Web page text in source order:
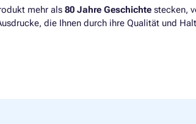
mehr als 80 Jahre Geschichte stecken,
die Ihnen durch ihre Qualität und